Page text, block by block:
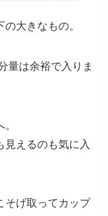
大きなもの。
量は余裕で入りま
見えるのも気に入
そげ取ってカップ